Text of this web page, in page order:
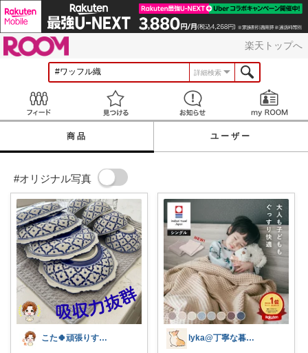
楽天トップへ
詳細検索
見つける お知らせ
商品 ユーザー
#オリジナル写真
こた🍀頑張りすぎない主婦 lyka@丁寧な暮らし